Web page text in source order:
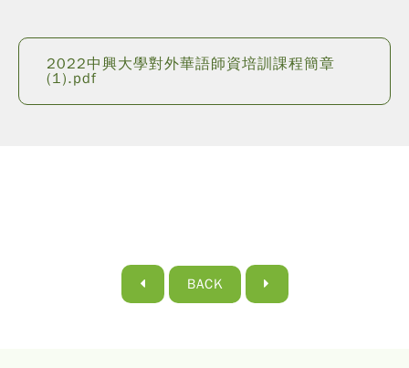
2022中興大學對外華語師資培訓課程簡章
(1).pdf
BACK